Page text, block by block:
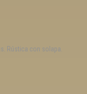
Rústica con solapa.